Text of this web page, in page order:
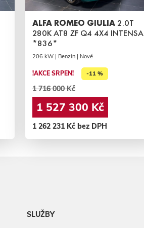
ALFA ROMEO GIULIA 2.0T
280K AT8 ZF Q4 4X4 INTENSA
*836*
206 kW | Benzin | Nové
!AKCE SRPEN! -11 %
1 716 000 Kč
1 527 300 Kč
1 262 231 Kč bez DPH
SLUŽBY